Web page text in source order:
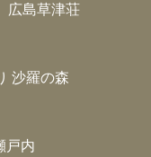
広島草津荘
沙羅の森
戸内